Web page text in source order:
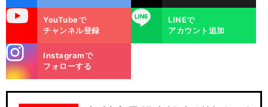
、
。
移
」
YouTubeで
チャンネル登録
LINE
LINEで
アカウント追加
m
Instagramで
フォローする